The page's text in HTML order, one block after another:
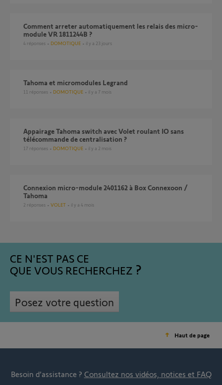
Comment arreter automatiquement les relais des micro-
module VR 1811244B ?
4 réponses DOMOTIQUE il y a 23 jours
Tahoma et micromodules Legrand
11 réponses DOMOTIQUE il y a 7 mois
Appairage Tahoma switch avec Volet roulant IO sans
télécommande de centralisation ?
17 réponses DOMOTIQUE il y a 2 mois
Connexion micro-module 2401162 à Box Connexoon /
Tahoma
2 réponses VOLET il y a 4 mois
CE N'EST PAS CE
QUE VOUS RECHERCHEZ
Posez votre question
Haut de page
Besoin d’assistance ? Consultez nos vidéos, notices et FAQ